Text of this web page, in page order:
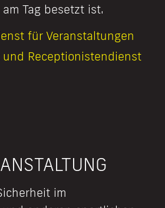
Tag besetzt ist.
für Veranstaltungen
Receptionisten­dienst
im